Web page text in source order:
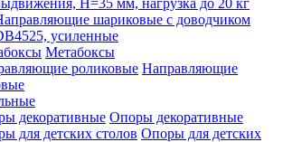
H=35 мм, нагрузка до 20 кг
шариковые с доводчиком
усиленные
Метабоксы
Направляющие
Опоры декоративные
Опоры для детских